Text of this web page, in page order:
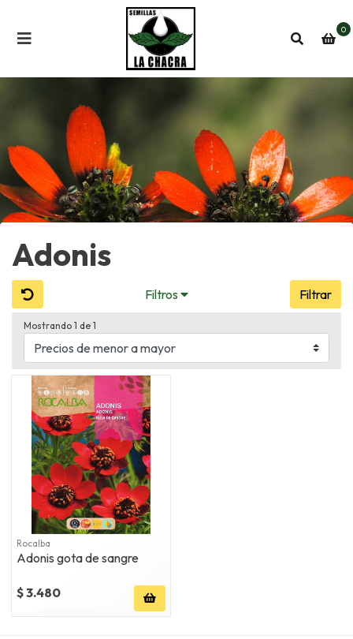
0
Adonis
Filtros Filtrar
Mostrando 1 de 1
Rocalba
Adonis gota de sangre
$ 3.480